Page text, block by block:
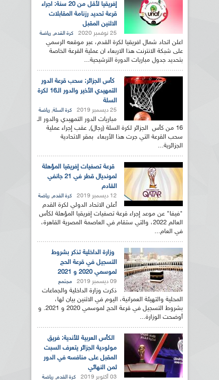
إفريقيا لأقل من 20 سنة: اجراء
قرعة تحديد رزنامة المقابلات
الاثنين المقبل
25 نوفمبر 2020 كرة القدم, رياضة
اعلن اتحاد شمال افريقيا لكرة القدم، عبر موقعه الرسمي
على شبكة الانترنت هذا الاربعاء ان عملية القرعة الخاصة
بتحديد جدول مباريات الدورة الترشيحية...
كأس الجزائر: سحب قرعة الدور
التمهيدي الأخير والدور الـ16 لكرة
السلة
25 ديسمبر 2019 كرة السلة, رياضة
مباريات الدور التمهيدي والدور الـ
16 من كأس الجزائر لكرة السلة (رجال), عقب إجراء عملية
سحب القرعة التي جرت هذا الأربعاء بمقر الاتحادية
الجزائرية...
قرعة تصفيات إفريقيا المؤهلة
لمونديال قطر في 21 جانفي
القادم
12 ديسمبر 2019 كرة القدم, رياضة
أعلن الاتحاد الدولي لكرة القدم
"فيفا" عن موعد إجراء قرعة تصفيات إفريقيا المؤهلة لكأس
العالم 2022، والتي ستقام في العاصمة المصرية القاهرة،
في العام...
وزارة الداخلية تذكر بشروط
التسجيل في قرعة الحج
لموسمي 2020 و 2021
09 ديسمبر 2019 مجتمع
ذكرت وزارة الداخلية والجماعات
المحلية والتهيئة العمرانية، اليوم في الاثنين بيان لها،
بشروط التسجيل في قرعة الحج لموسمي 2020 و 2021. و
أوضحت الوزارة...
الكأس العربية للأندية: فريق
مولودية الجزائر يتعرف السبت
المقبل على منافسه في الدور
ثمن النهائي
03 أكتوبر 2019 كرة القدم, رياضة